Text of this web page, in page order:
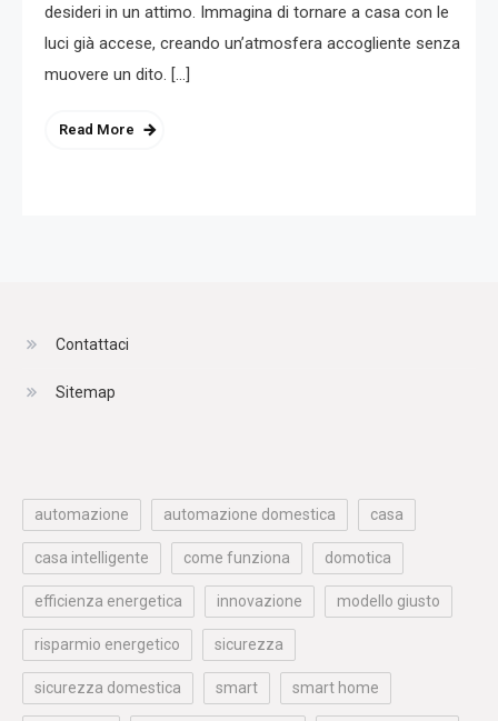
desideri in un attimo. Immagina di tornare a casa con le
luci già accese, creando un’atmosfera accogliente senza
muovere un dito. […]
Read More
Contattaci
Sitemap
automazione automazione domestica casa
casa intelligente come funziona domotica
efficienza energetica innovazione modello giusto
risparmio energetico sicurezza
sicurezza domestica smart smart home